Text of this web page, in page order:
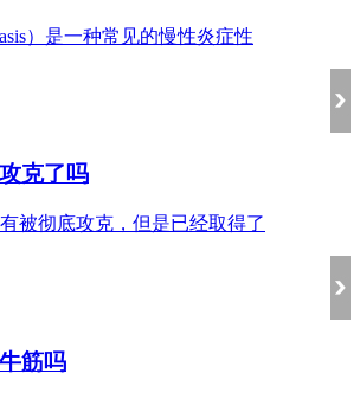
）是一种常见的慢性炎症性
克了吗
被彻底攻克，但是已经取得了
筋吗